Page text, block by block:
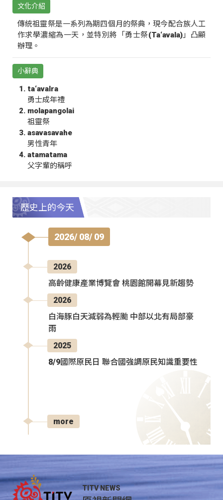
文化介紹
傳統祖靈祭是一系列為期四個月的祭典，現今配合族人工
作求學濃縮為一天，並特別將「勇士祭(Ta‘avala)」凸顯
辦理。
小辭典
ta‘avalra
勇士成年禮
molapangolai
祖靈祭
asavasavahe
男性青年
atamatama
父字輩的稱呼
歷史上的今天
2026/ 08/ 09
2026
高齡健康產業博覽會 桃園館開幕見新趨勢
2026
白海豚白天減弱為輕颱 中部以北有局部豪
雨
2025
8/9國際原民日 聯合國強調原民知識重要性
more
TITV NEWS